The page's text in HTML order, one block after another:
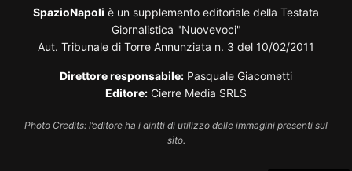
SpazioNapoli è un supplemento editoriale della Testata
Giornalistica "Nuovevoci"
Aut. Tribunale di Torre Annunziata n. 3 del 10/02/2011
Direttore responsabile: Pasquale Giacometti
Editore: Cierre Media SRLS
Photo Credits: l’editore ha i diritti di utilizzo delle immagini presenti sul
sito.